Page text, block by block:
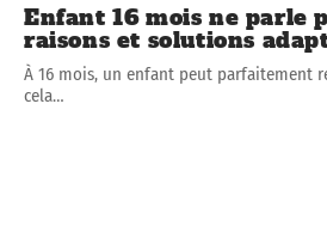
Enfant 16 mois ne parle
raisons et solutions
À 16 mois, un enfant peut parfaitement
cela…